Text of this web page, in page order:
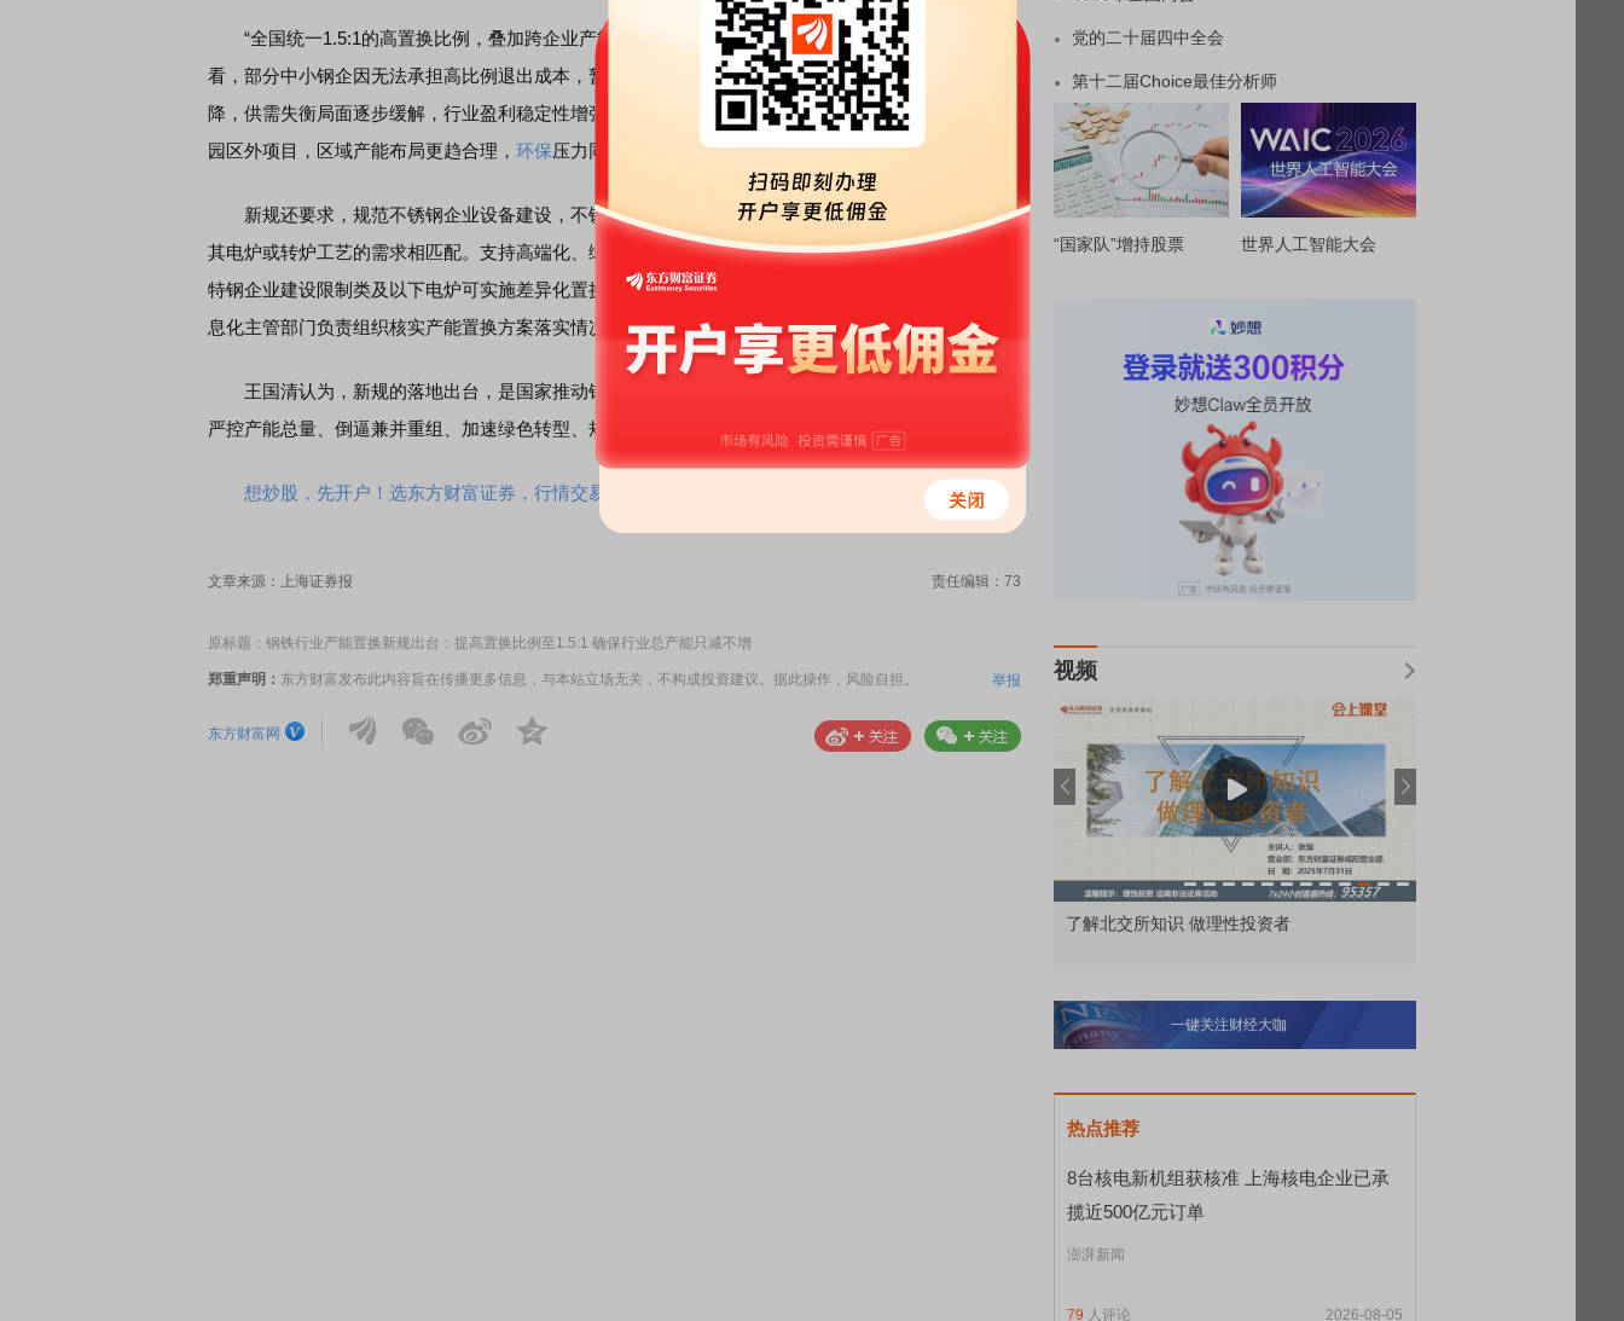
“全国统一1.5:1的高置换比例，叠加跨企业产能交易受限，将直接遏制企业新增产能冲动。短期
看，部分中小钢企因无法承担高比例退出成本，暂停新建、扩建计划；长期看，行业总产能将稳步下
降，供需失衡局面逐步缓解，行业盈利稳定性增强。同时，重点区域严禁产能转入，长江经济带严控
园区外项目，区域产能布局更趋合理， 环保压力同步减轻。”王国清表示。
新规还要求，规范不锈钢企业设备建设，不锈钢企业建设熔化合金感应炉设备数量和容积，须与
其电炉或转炉工艺的需求相匹配。支持高端化、绿色化发展，建设氢冶金等低碳冶炼设备、电炉以及
特钢企业建设限制类及以下电炉可实施差异化置换比例。增加产能置换方案闭环管理，省级工业和信
息化主管部门负责组织核实产能置换方案落实情况，按年度开展实施情况自查，并报送自查报告等。
王国清认为，新规的落地出台，是国家推动钢铁行业供给侧结构性改革的深化之举，核心逻辑是
严控产能总量、倒逼兼并重组、加速绿色转型、规范行业秩序。
想炒股，先开户！选东方财富证券，行情交易一个APP搞定>>
文章来源：上海证券报 责任编辑：73
原标题：钢铁行业产能置换新规出台：提高置换比例至1.5:1 确保行业总产能只减不增
郑重声明： 东方财富发布此内容旨在传播更多信息，与本站立场无关，不构成投资建议。据此操作，风险自担。 举报
东方财富网
党的二十届四中全会
第十二届Choice最佳分析师
“国家队”增持股票 世界人工智能大会
视频
了解北交所知识 做理性投资者
一键关注财经大咖
热点推荐
8台核电新机组获核准 上海核电企业已承
揽近500亿元订单
澎湃新闻
79 人评论 2026-08-05